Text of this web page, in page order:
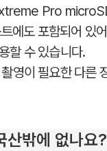
Pro
트에도 포함되
할 수 있습니다.
영이 필요한 다른
산밖에 없나요?